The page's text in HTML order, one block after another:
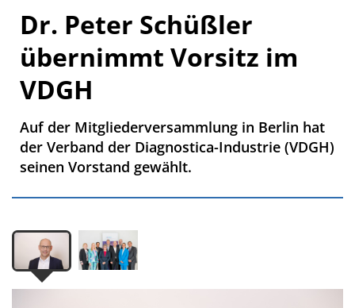
Dr. Peter Schüßler
übernimmt Vorsitz im
VDGH
Auf der Mitgliederversammlung in Berlin hat
der Verband der Diagnostica-Industrie (VDGH)
seinen Vorstand gewählt.